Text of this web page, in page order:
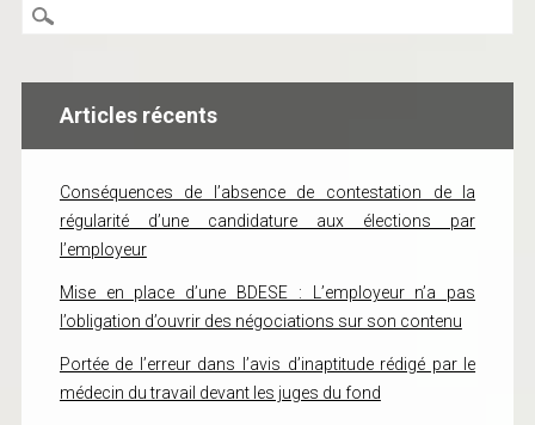
Articles récents
Conséquences de l’absence de contestation de la
régularité d’une candidature aux élections par
l’employeur
Mise en place d’une BDESE : L’employeur n’a pas
l’obligation d’ouvrir des négociations sur son contenu
Portée de l’erreur dans l’avis d’inaptitude rédigé par le
médecin du travail devant les juges du fond